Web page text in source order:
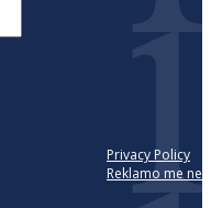
Privacy Policy
Reklamo me ne